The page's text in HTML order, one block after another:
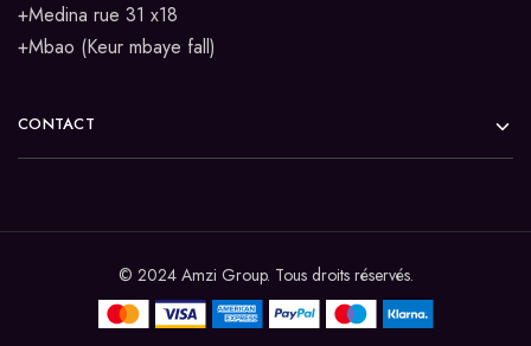
+Medina rue 31 x18
+Mbao (Keur mbaye fall)
CONTACT
© 2024 Amzi Group. Tous droits réservés.
Ajouter au panier